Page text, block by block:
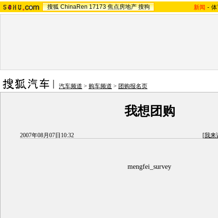
搜狐 ChinaRen 17173 焦点房地产 搜狗 新闻 -
汽车频道 > 购车频道 > 团购报名页
我想团购
2007年08月07日10:32 [我来
mengfei_survey